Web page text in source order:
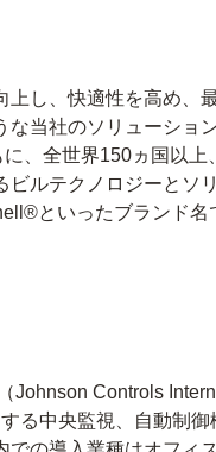
し、快適性を高め、
当社のソリューショ
、全世界150ヵ国以
ルテクノロジーとソ
といったブランド名
Controls
る中央監視、自動制